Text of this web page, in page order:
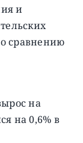
и
сравнению
на
на 0,6% в